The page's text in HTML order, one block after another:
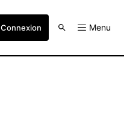
Connexion Menu